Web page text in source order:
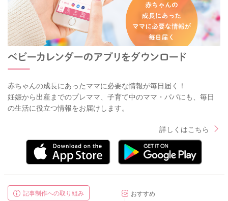
赤ちゃんの成長にあったママに必要な情報が毎日届く！
妊娠から出産までのプレママ、子育て中のママ・パパにも、毎日
の生活に役立つ情報をお届けします。
詳しくはこちら
記事制作への取り組み
おすすめ